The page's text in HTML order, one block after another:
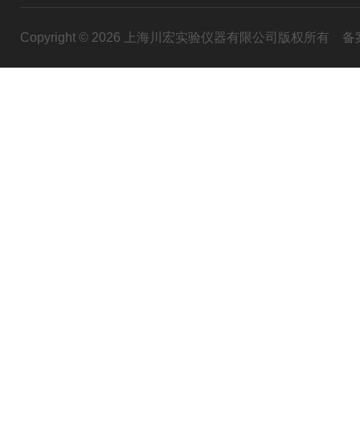
Copyright © 2026 上海川宏实验仪器有限公司版权所有 备